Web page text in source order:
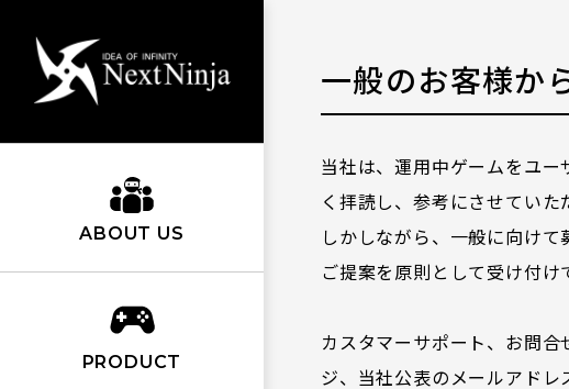
ABOUT US
PRODUCT
一般のお客様か
当社は、運用中ゲームをユ
く拝読し、参考にさせていた
しかしながら、一般に向け
ご提案を原則として受け付け
カスタマーサポート、お問
ジ、当社公表のメールアド